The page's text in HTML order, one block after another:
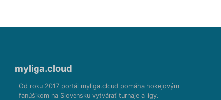
myliga.cloud
Od roku 2017 portál myliga.cloud pomáha hokejovým
fanúšikom na Slovensku vytvárať turnaje a ligy.